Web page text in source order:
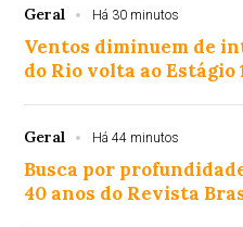
Geral Há 30 minutos
Ventos diminuem de
do Rio volta ao Estágio
Geral Há 44 minutos
Busca por
40 anos do Revista